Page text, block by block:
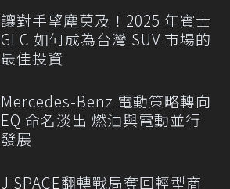
讓對手望塵莫及！2025 年賓士
GLC 如何成為台灣 SUV 市場的
最佳投資
Mercedes-Benz 電動策略轉向
EQ 命名淡出 燃油與電動並行
發展
J SPACE翻轉戰局奪回輕型商